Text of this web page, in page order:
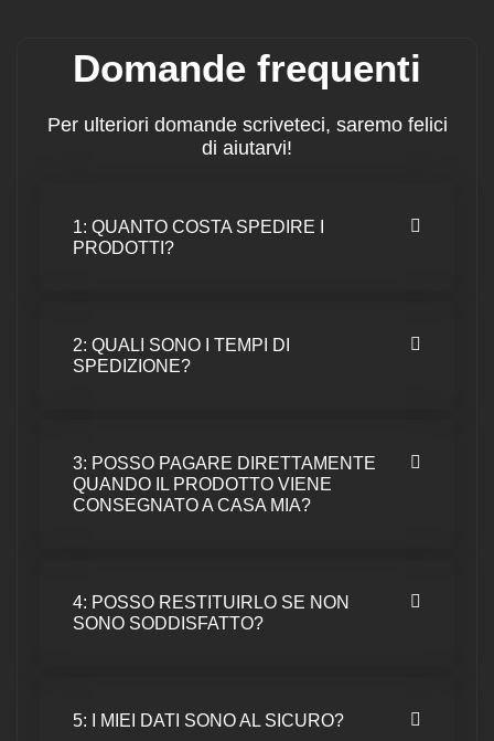
Domande frequenti
Per ulteriori domande scriveteci, saremo felici
di aiutarvi!
1: QUANTO COSTA SPEDIRE I
PRODOTTI?
2: QUALI SONO I TEMPI DI
SPEDIZIONE?
3: POSSO PAGARE DIRETTAMENTE
QUANDO IL PRODOTTO VIENE
CONSEGNATO A CASA MIA?
4: POSSO RESTITUIRLO SE NON
SONO SODDISFATTO?
5: I MIEI DATI SONO AL SICURO?